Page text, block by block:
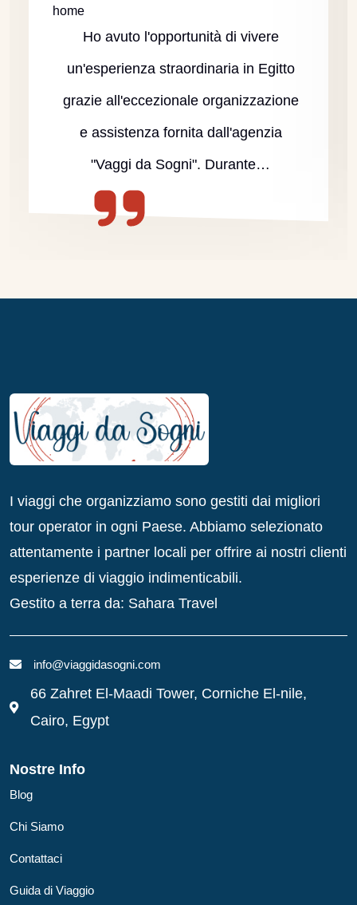
home
Ho avuto l'opportunità di vivere
un'esperienza straordinaria in Egitto
grazie all'eccezionale organizzazione
e assistenza fornita dall'agenzia
"Vaggi da Sogni". Durante…
I viaggi che organizziamo sono gestiti dai migliori
tour operator in ogni Paese. Abbiamo selezionato
attentamente i partner locali per offrire ai nostri clienti
esperienze di viaggio indimenticabili.
Gestito a terra da: Sahara Travel
info@viaggidasogni.com
66 Zahret El-Maadi Tower, Corniche El-nile,
Cairo, Egypt
Nostre Info
Blog
Chi Siamo
Contattaci
Guida di Viaggio